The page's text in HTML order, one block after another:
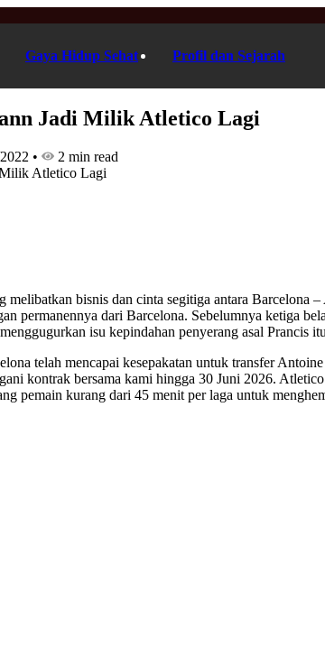
Gaya Hidup Sehat Profil dan Sejarah
Jadi Milik Atletico Lagi
• 2 min read
melibatkan bisnis dan cinta segitiga antara
permanennya dari Barcelona. Sebelumnya ketiga
isu kepindahan penyerang asal Prancis
telah mencapai kesepakatan untuk transfer
kontrak bersama kami hingga 30 Juni 2026.
pemain kurang dari 45 menit per laga untuk